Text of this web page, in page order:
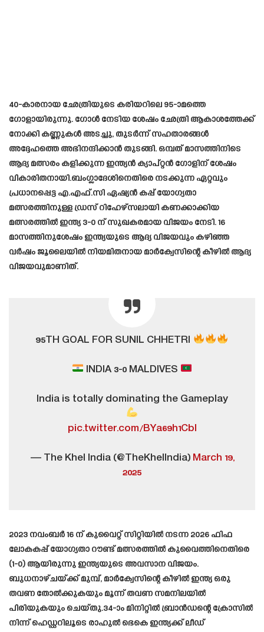
40-കാരനായ ഛേത്രിയുടെ കരിയറിലെ 95-ാമത്തെ
ഗോളായിരുന്നു. ഗോൾ നേടിയ ശേഷം ഛേത്രി ആകാശത്തേക്ക്
നോക്കി കണ്ണുകൾ അടച്ചു, തുടർന്ന് സഹതാരങ്ങൾ
അദ്ദേഹത്തെ അഭിനന്ദിക്കാൻ തുടങ്ങി. ഒമ്പത് മാസത്തിനിടെ
ആദ്യ മത്സരം കളിക്കുന്ന ഇന്ത്യൻ ക്യാപ്റ്റൻ ഗോളിന് ശേഷം
വികാരിതനായി.ബംഗ്ലാദേശിനെതിരെ നടക്കുന്ന ഏറ്റവും
പ്രധാനപ്പെട്ട എ.എഫ്.സി ഏഷ്യൻ കപ്പ് യോഗ്യതാ
മത്സരത്തിനുള്ള ഡ്രസ് റിഹേഴ്‌സലായി കണക്കാക്കിയ
മത്സരത്തിൽ ഇന്ത്യ 3-0 ന് സുഖകരമായ വിജയം നേടി. 16
മാസത്തിനുശേഷം ഇന്ത്യയുടെ ആദ്യ വിജയവും കഴിഞ്ഞ
വർഷം ജൂലൈയിൽ നിയമിതനായ മാർക്വേസിന്റെ കീഴിൽ ആദ്യ
വിജയവുമാണിത്.
95TH GOAL FOR SUNIL CHHETRI
INDIA 3-0 MALDIVES
India is totally dominating the Gameplay
pic.twitter.com/BYa69h1Cbl
— The Khel India (@TheKhelIndia) March 19,
2025
2023 നവംബർ 16 ന് കുവൈറ്റ് സിറ്റിയിൽ നടന്ന 2026 ഫിഫ
ലോകകപ്പ് യോഗ്യതാ റൗണ്ട് മത്സരത്തിൽ കുവൈത്തിനെതിരെ
(1-0) ആയിരുന്നു ഇന്ത്യയുടെ അവസാന വിജയം.
ബുധനാഴ്ചയ്ക്ക് മുമ്പ്, മാർക്വേസിന്റെ കീഴിൽ ഇന്ത്യ ഒരു
തവണ തോൽക്കുകയും മൂന്ന് തവണ സമനിലയിൽ
പിരിയുകയും ചെയ്തു.34-ാം മിനിറ്റിൽ ബ്രാൻഡന്റെ ക്രോസിൽ
നിന്ന് ഹെഡ്ഡറിലൂടെ രാഹുൽ ഭെകെ ഇന്ത്യക്ക് ലീഡ്